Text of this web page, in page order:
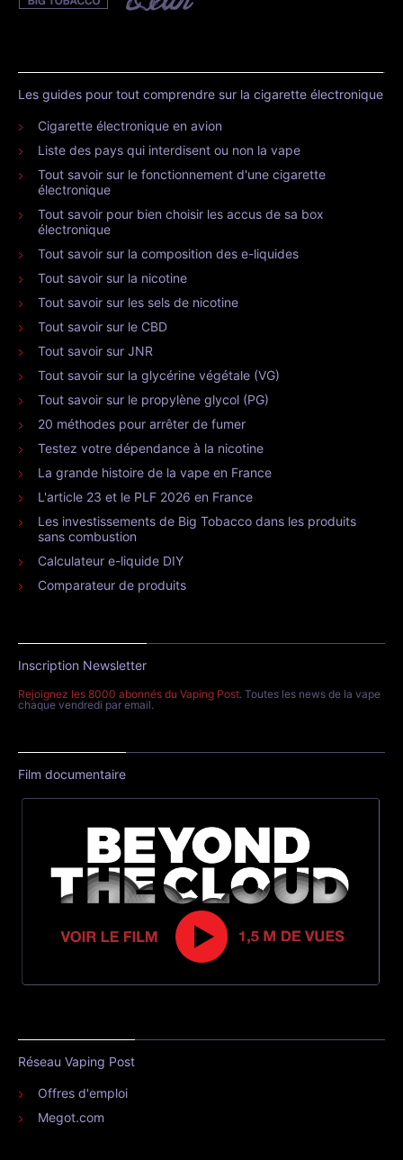
Les guides pour tout comprendre sur la cigarette électronique
Cigarette électronique en avion
Liste des pays qui interdisent ou non la vape
Tout savoir sur le fonctionnement d'une cigarette
électronique
Tout savoir pour bien choisir les accus de sa box
électronique
Tout savoir sur la composition des e-liquides
Tout savoir sur la nicotine
Tout savoir sur les sels de nicotine
Tout savoir sur le CBD
Tout savoir sur JNR
Tout savoir sur la glycérine végétale (VG)
Tout savoir sur le propylène glycol (PG)
20 méthodes pour arrêter de fumer
Testez votre dépendance à la nicotine
La grande histoire de la vape en France
L'article 23 et le PLF 2026 en France
Les investissements de Big Tobacco dans les produits
sans combustion
Calculateur e-liquide DIY
Comparateur de produits
Inscription Newsletter
Rejoignez les 8000 abonnés du Vaping Post. Toutes les news de la vape
chaque vendredi par email.
Film documentaire
Réseau Vaping Post
Offres d'emploi
Megot.com